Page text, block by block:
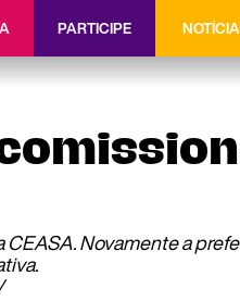
PARTICIPE
Novamente a